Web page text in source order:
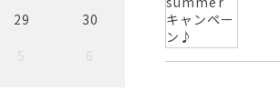
29
30